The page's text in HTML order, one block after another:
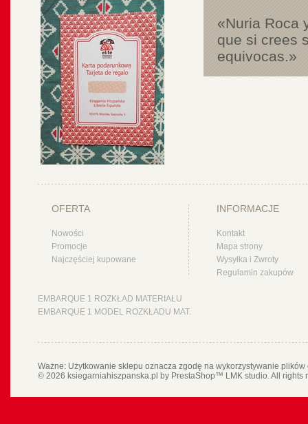
«Nuria Roca
que si crees
equivocas.»
OFERTA
Nowości
Promocje
Najczęściej kupowane
INFORMACJE
Kontakt
Mapa strony
Wysyłka i Zwroty
Regulamin zakupów
EMBARQUE 1 ROZKŁAD MATERIAŁU
EMBARQUE 1 MODEL ROZKŁADU MAT.
Ważne: Użytkowanie sklepu oznacza zgodę na wykorzystywanie
© 2026 ksiegarniahiszpanska.pl by PrestaShop™ LMK studio. All rights